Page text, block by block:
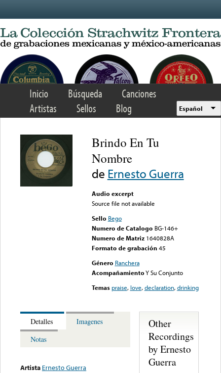
Inicio Búsqueda
Canciones
Artistas
Sellos Blog Español
Brindo En Tu
Nombre
de Ernesto Guerra
Audio excerpt
Source file not available
Sello Bego
Numero de Catalogo BG-146+
Numero de Matriz 1640828A
Formato de grabación 45
Género Ranchera
AcompañamientoY Su Conjunto
Temas praise, love,declaration,drinking
Detalles
Imagenes
Notas
Artista Ernesto Guerra
Other
Recordings
by Ernesto
Guerra